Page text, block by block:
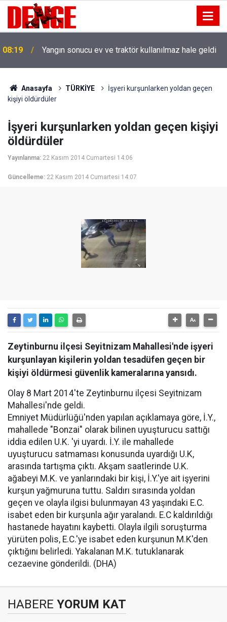
08:19 Yangın sonucu ev ve traktör kullanılmaz hale geldi
Anasayfa TÜRKİYE
İşyeri kurşunlarken yoldan geçen
kişiyi öldürdüler
İşyeri kurşunlarken yoldan geçen kişiyi
öldürdüler
Yayınlanma: 22 Kasım 2014 Cumartesi 14:06
Güncelleme: 22 Kasım 2014 Cumartesi 14:07
Zeytinburnu ilçesi Seyitnizam Mahallesi'nde işyeri
kurşunlayan kişilerin yoldan tesadüfen geçen bir
kişiyi öldürmesi güvenlik kameralarına yansıdı.
Olay 8 Mart 2014'te Zeytinburnu ilçesi Seyitnizam
Mahallesi'nde geldi.
Emniyet Müdürlüğü'nden yapılan açıklamaya göre, İ.Y.,
mahallede "Bonzai" olarak bilinen uyuşturucu sattığı
iddia edilen U.K. 'yi uyardı. İ.Y. ile mahallede
uyuşturucu satmaması konusunda uyardığı U.K,
arasında tartışma çıktı. Akşam saatlerinde U.K.
ağabeyi M.K. ve yanlarındaki bir kişi, İ.Y.'ye ait işyerini
kurşun yağmuruna tuttu. Saldırı sırasında yoldan
geçen ve olayla ilgisi bulunmayan 43 yaşındaki E.C.
isabet eden bir kurşunla ağır yaralandı. E.C kaldırıldığı
hastanede hayatını kaybetti. Olayla ilgili soruşturma
yürüten polis, E.C.'ye isabet eden kurşunun M.K'den
çıktığını belirledi. Yakalanan M.K. tutuklanarak
cezaevine gönderildi. (DHA)
HABERE YORUM KAT